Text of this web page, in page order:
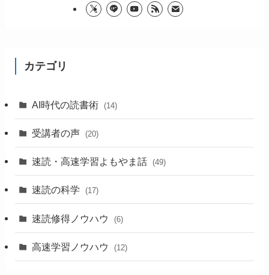
カテゴリ
AI時代の読書術 (14)
受講者の声 (20)
速読・高速学習よもやま話 (49)
速読の科学 (17)
速読修得ノウハウ (6)
高速学習ノウハウ (12)